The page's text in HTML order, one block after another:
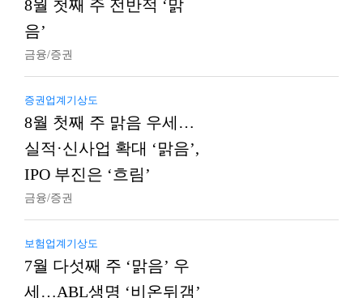
8월 첫째 주 전반적 ‘맑
음’
금융/증권
증권업계기상도
8월 첫째 주 맑음 우세…
실적·신사업 확대 ‘맑음’,
IPO 부진은 ‘흐림’
금융/증권
보험업계기상도
7월 다섯째 주 ‘맑음’ 우
세…ABL생명 ‘비온뒤갬’